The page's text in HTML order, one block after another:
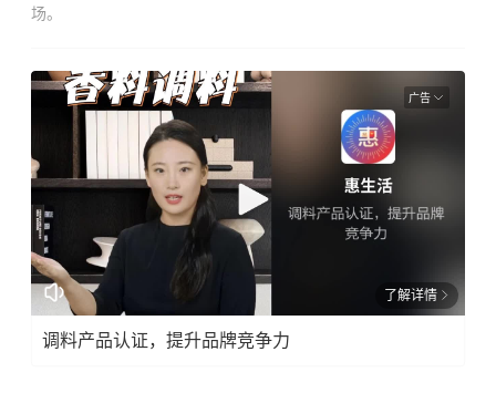
场。
广告
了解详情
调料产品认证，提升品牌竞争力